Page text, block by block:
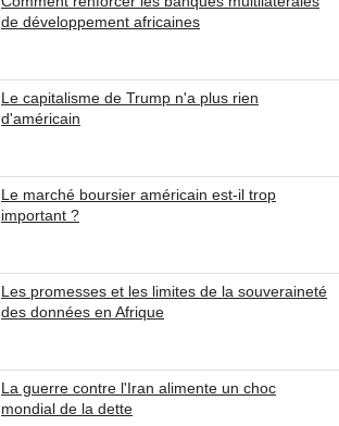
de développement africaines
Le capitalisme de Trump n'a plus rien
d'américain
Le marché boursier américain est-il trop
important ?
Les promesses et les limites de la souveraineté
des données en Afrique
La guerre contre l'Iran alimente un choc
mondial de la dette